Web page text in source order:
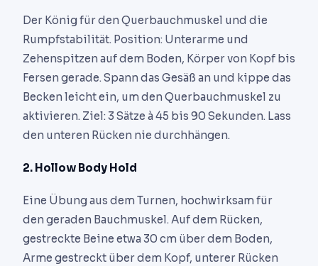
Der König für den Querbauchmuskel und die
Rumpfstabilität. Position: Unterarme und
Zehenspitzen auf dem Boden, Körper von Kopf bis
Fersen gerade. Spann das Gesäß an und kippe das
Becken leicht ein, um den Querbauchmuskel zu
aktivieren. Ziel: 3 Sätze à 45 bis 90 Sekunden. Lass
den unteren Rücken nie durchhängen.
2. Hollow Body Hold
Eine Übung aus dem Turnen, hochwirksam für
den geraden Bauchmuskel. Auf dem Rücken,
gestreckte Beine etwa 30 cm über dem Boden,
Arme gestreckt über dem Kopf, unterer Rücken